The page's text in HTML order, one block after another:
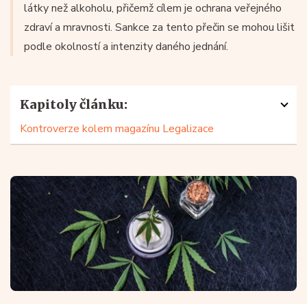
látky než alkoholu, přičemž cílem je ochrana veřejného
zdraví a mravnosti. Sankce za tento přečin se mohou lišit
podle okolností a intenzity daného jednání.
Kapitoly článku:
Kontroverze kolem magazínu Legalizace